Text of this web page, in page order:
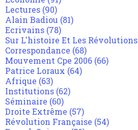
Lectures (90)
Alain Badiou (81)
Ecrivains (78)
Sur L'histoire Et Les Révolutions
Correspondance (68)
Mouvement Cpe 2006 (66)
Patrice Loraux (64)
Afrique (63)
Institutions (62)
Séminaire (60)
Droite Extrême (57)
Révolution Française (54)